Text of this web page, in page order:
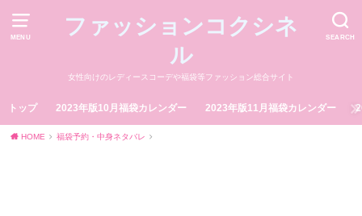
MENU SEARCH
ファッションコクシネ
ル
女性向けのレディースコーデや福袋等ファッション総合サイト
トップ 2023年版10月福袋カレンダー 2023年版11月福袋カレンダー
HOME 福袋予約・中身ネタバレ